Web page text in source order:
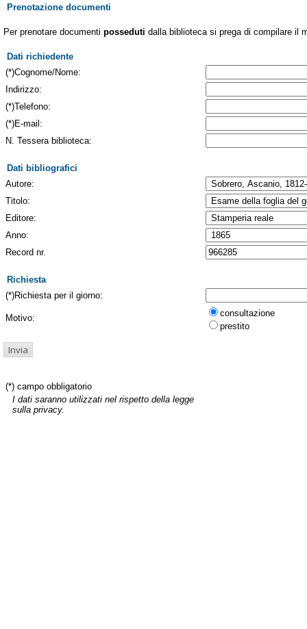
Prenotazione documenti
Per prenotare documenti posseduti dalla biblioteca si prega di compilare il
Dati richiedente
(*)Cognome/Nome:
Indirizzo:
(*)Telefono:
(*)E-mail:
N. Tessera biblioteca:
Dati bibliografici
Autore:
Titolo:
Editore:
Anno:
Record nr.
Richiesta
(*)Richiesta per il giorno:
Motivo:
consultazione
prestito
(*) campo obbligatorio
I dati saranno utilizzati nel rispetto della legge
sulla privacy.